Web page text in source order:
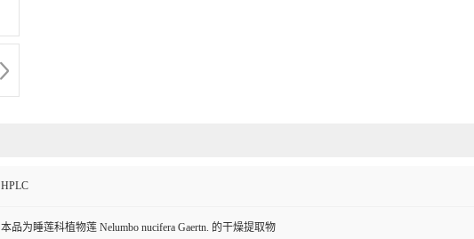
HPLC
本品为睡莲科植物莲 Nelumbo nucifera Gaertn. 的干燥提取物